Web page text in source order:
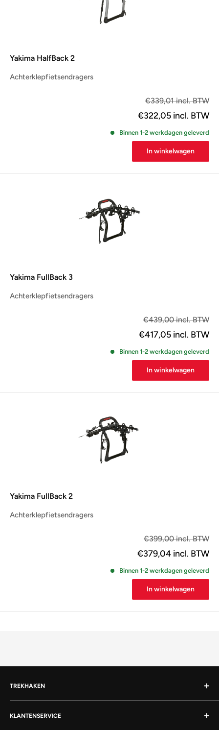
Yakima HalfBack 2
Achterklepfietsendragers
€339,01 incl. BTW
€322,05 incl. BTW
Binnen 1-2 werkdagen geleverd
In winkelwagen
Yakima FullBack 3
Achterklepfietsendragers
€439,00 incl. BTW
€417,05 incl. BTW
Binnen 1-2 werkdagen geleverd
In winkelwagen
Yakima FullBack 2
Achterklepfietsendragers
€399,00 incl. BTW
€379,04 incl. BTW
Binnen 1-2 werkdagen geleverd
In winkelwagen
TREKHAKEN
Afneembare trekhaak
Vaste trekhaak
KLANTENSERVICE